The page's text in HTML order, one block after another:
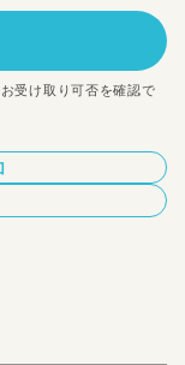
受け取り可否を確認で